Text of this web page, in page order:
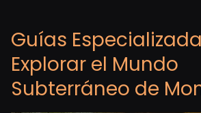
Guías
Explorar el Mundo
Subterráneo de